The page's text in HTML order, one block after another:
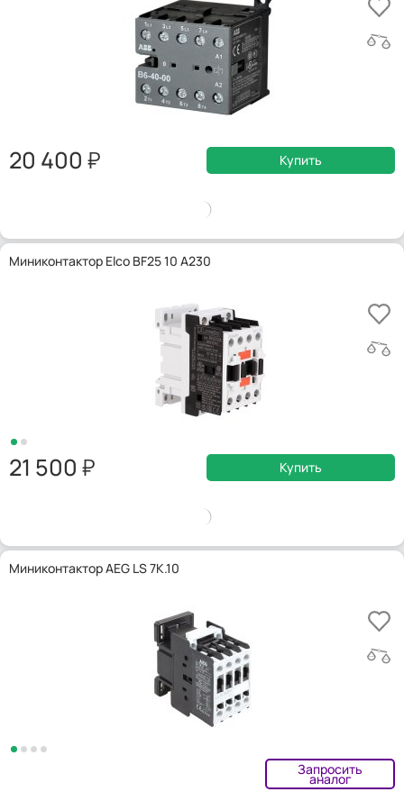
20 400 Купить
Миниконтактор Elco BF25 10 A230
21 500 Купить
Миниконтактор AEG LS 7K.10
Запросить
аналог